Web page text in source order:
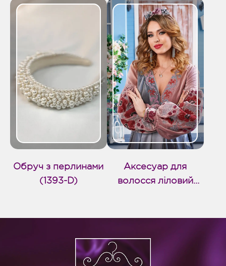
Обруч з перлинами
(1393-D)
Аксесуар для
волосся ліловий